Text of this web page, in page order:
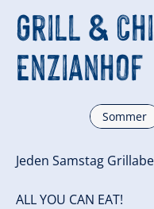
Grill &
Enzianhof
Sommer
Jeden Samstag
ALL YOU CAN EAT!